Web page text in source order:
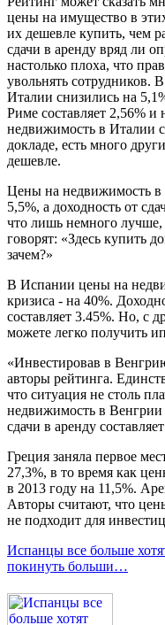
цены на имущество в
их дешевле купить, чем
сдачи в аренду вряд ли
настолько плоха, что
увольнять сотрудников.
Италии снизились на
Риме составляет 2,56% и
недвижимость в Италии
докладе, есть много
дешевле.
Цены на недвижимость в
5,5%, а доходность от
что лишь немного
говорят: «Здесь купить
зачем?»
В Испании цены на
кризиса - на 40%.
составляет 3.45%. Но, с
можете легко получить
«Инвестировав в
авторы рейтинга.
что ситуация не столь
недвижимость в Венгрии
сдачи в аренду
Греция заняла первое
27,3%, в ​​то время как
в 2013 году на 11,5%.
Авторы считают, что
не подходит для
Испанцы все больше
покинуть больши…